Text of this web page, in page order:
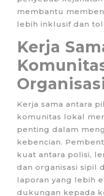
membantu
lebih inklusif dan
Kerja
Kerja sama antara
komunitas lokal
penting dalam
kebencian.
kuat antara polisi,
dan organisasi sipil
laporan yang lebih
dukungan kepada